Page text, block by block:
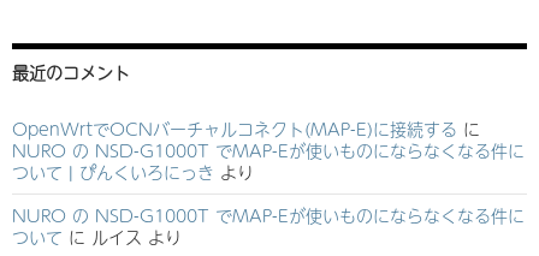
最近のコメント
OpenWrtでOCNバーチャルコネクト(MAP-E)に接続する に
NURO の NSD-G1000T でMAP-Eが使いものにならなくなる件に
ついて | ぴんくいろにっき より
NURO の NSD-G1000T でMAP-Eが使いものにならなくなる件に
ついて に ルイス より